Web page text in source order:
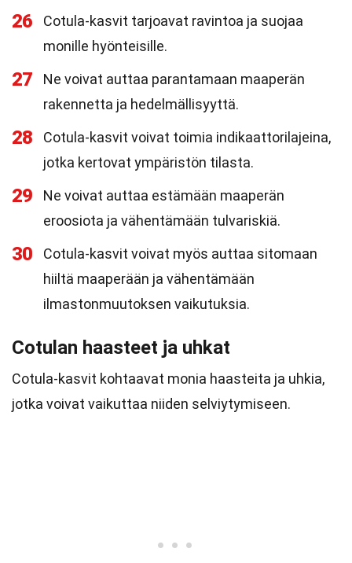
26
Cotula-kasvit tarjoavat ravintoa ja suojaa
monille hyönteisille.
27
Ne voivat auttaa parantamaan maaperän
rakennetta ja hedelmällisyyttä.
28
Cotula-kasvit voivat toimia indikaattorilajeina,
jotka kertovat ympäristön tilasta.
29
Ne voivat auttaa estämään maaperän
eroosiota ja vähentämään tulvariskiä.
30
Cotula-kasvit voivat myös auttaa sitomaan
hiiltä maaperään ja vähentämään
ilmastonmuutoksen vaikutuksia.
Cotulan haasteet ja uhkat
Cotula-kasvit kohtaavat monia haasteita ja uhkia,
jotka voivat vaikuttaa niiden selviytymiseen.